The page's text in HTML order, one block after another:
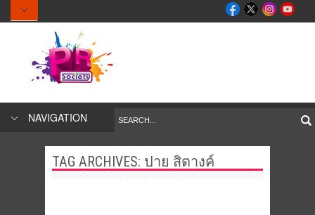
NAVIGATION
TAG ARCHIVES: ปาย สิตางค์